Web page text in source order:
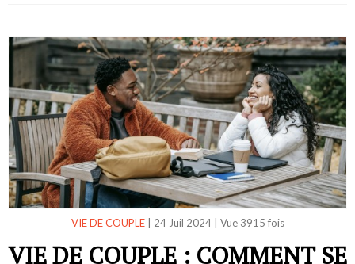
VIE DE COUPLE| 24 Juil 2024| Vue 3915 fois
VIE DE COUPLE : COMMENT SE